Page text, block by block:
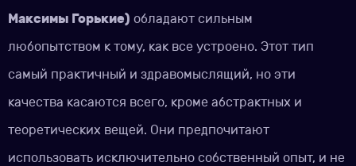
Максимы Горькие) обладают сильным
любопытством к тому, как все устроено. Этот тип
самый практичный и здравомыслящий, но эти
качества касаются всего, кроме абстрактных и
теоретических вещей. Они предпочитают
использовать исключительно собственный опыт, и не